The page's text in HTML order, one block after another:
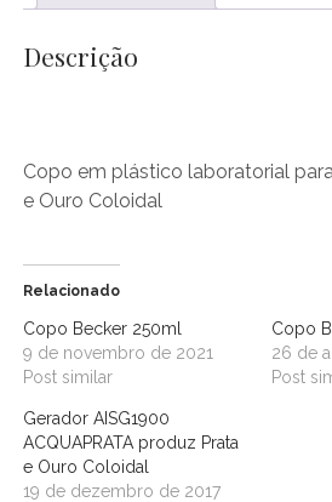
Descrição
Copo em plástico laboratorial
e Ouro Coloidal
Relacionado
Copo Becker 250ml
9 de novembro de 2021
Post similar
Copo
26 de
Post
Gerador AISG1900
ACQUAPRATA produz Prata
e Ouro Coloidal
19 de dezembro de 2017